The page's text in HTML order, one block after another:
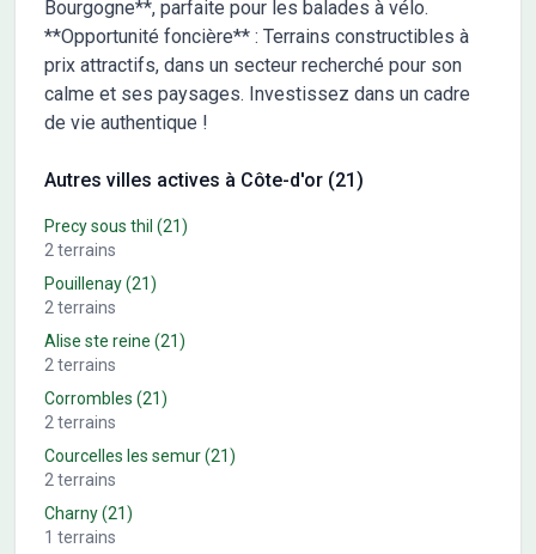
Bourgogne**, parfaite pour les balades à vélo.
**Opportunité foncière** : Terrains constructibles à
prix attractifs, dans un secteur recherché pour son
calme et ses paysages. Investissez dans un cadre
de vie authentique !
Autres villes actives à Côte-d'or (21)
Precy sous thil (21)
2terrains
Pouillenay(21)
2terrains
Alise ste reine (21)
2terrains
Corrombles (21)
2terrains
Courcelles les semur(21)
2terrains
Charny(21)
1 terrains